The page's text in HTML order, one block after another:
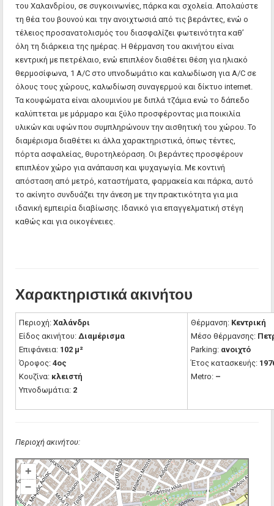
του Χαλανδρίου, σε συγκοινωνίες, πάρκα και σχολεία. Απολαύστε
τη θέα του βουνού και την ανοιχτωσιά από τις βεράντες, ενώ ο
τέλειος προσανατολισμός του διασφαλίζει φωτεινότητα καθ’
όλη τη διάρκεια της ημέρας. Η θέρμανση του ακινήτου είναι
κεντρική με πετρέλαιο, ενώ επιπλέον διαθέτει θέση για ηλιακό
θερμοσίφωνα, 1 A/C στο υπνοδωμάτιο και καλωδίωση για A/C σε
όλους τους χώρους, καλωδίωση συναγερμού και δίκτυο internet.
Τα κουφώματα είναι αλουμινίου με διπλά τζάμια ενώ το δάπεδο
καλύπτεται με μάρμαρο και ξύλο προσφέροντας μια ποικιλία
υλικών και υφών που συμπληρώνουν την αισθητική του χώρου. Το
διαμέρισμα διαθέτει κι άλλα χαρακτηριστικά, όπως τέντες,
πόρτα ασφαλείας, θυροτηλεόραση. Οι βεράντες προσφέρουν
επιπλέον χώρο για ανάπαυση και ψυχαγωγία. Με κοντινή
απόσταση από μετρό, καταστήματα, φαρμακεία και πάρκα, αυτό
το ακίνητο συνδυάζει την άνεση με την πρακτικότητα για μια
ιδανική εμπειρία διαβίωσης. Ιδανικό για επαγγελματική στέγη
καθώς και για οικογένειες.
Χαρακτηριστικά ακινήτου
Περιοχή: Χαλάνδρι
Είδος ακινήτου: Διαμέρισμα
Επιφάνεια: 102 μ²
Όροφος: 4ος
Κουζίνα: κλειστή
Υπνοδωμάτια: 2
Θέρμανση: Κεντρική
Μέσο θέρμανσης:
Parking: ανοιχτό
Έτος κατασκευής:
Metro: –
Περιοχή ακινήτου:
+
–